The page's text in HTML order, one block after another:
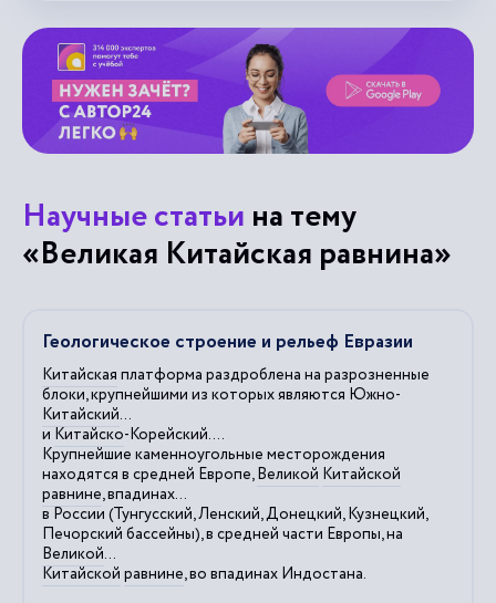
Научные статьи на тему
«Великая Китайская равнина»
Геологическое строение и рельеф Евразии
Китайская платформа раздроблена на разрозненные
блоки, крупнейшими из которых являются Южно-
Китайский...
иКитайско-Корейский....
Крупнейшие каменноугольные месторождения
находятся в средней Европе,Великой Китайской
равнине, впадинах...
в России (Тунгусский, Ленский, Донецкий, Кузнецкий,
Печорский бассейны), в средней части Европы, на
Великой...
Китайской равнине, во впадинах Индостана.